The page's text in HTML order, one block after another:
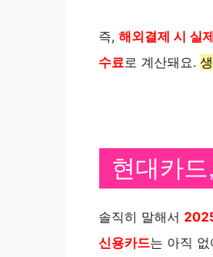
즉, 해외결제 시 실
수료 로 계산돼요.
현대카
솔직히 말해서
신용카드는 아직 없